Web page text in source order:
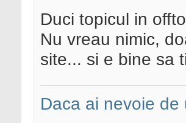
Duci topicul in
Nu vreau nimic,
site... si e bine sa
Daca ai nevoie de